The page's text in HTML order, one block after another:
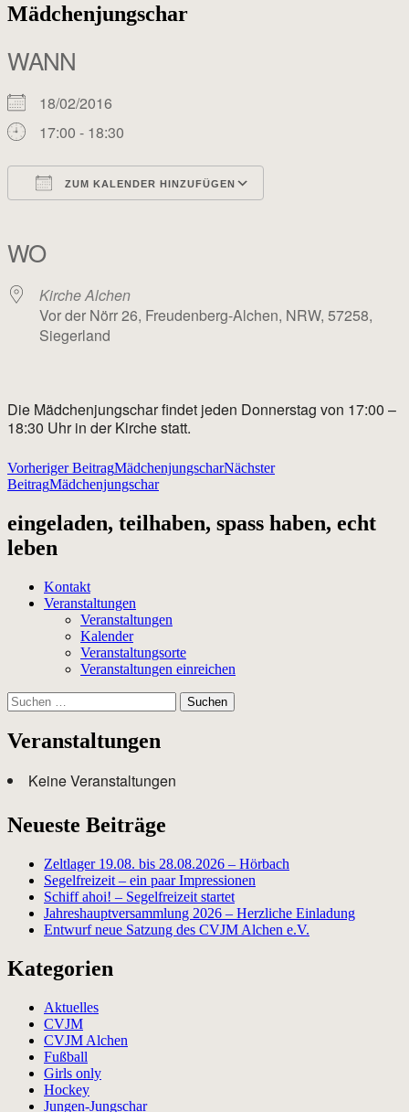
Mädchenjungschar
WANN
18/02/2016
17:00 - 18:30
ZUM KALENDER HINZUFÜGEN
WO
Kirche Alchen
Vor der Nörr 26, Freudenberg-Alchen, NRW, 57258,
Siegerland
Die Mädchenjungschar findet jeden Donnerstag von 17:00 –
18:30 Uhr in der Kirche statt.
Beitragsnavigation
Vorheriger BeitragMädchenjungscharNächster
BeitragMädchenjungschar
eingeladen, teilhaben, spass haben, echt
leben
Kontakt
Veranstaltungen
Veranstaltungen
Kalender
Veranstaltungsorte
Veranstaltungen einreichen
Suchen
nach:
Veranstaltungen
Keine Veranstaltungen
Neueste Beiträge
Zeltlager 19.08. bis 28.08.2026 – Hörbach
Segelfreizeit – ein paar Impressionen
Schiff ahoi! – Segelfreizeit startet
Jahreshauptversammlung 2026 – Herzliche Einladung
Entwurf neue Satzung des CVJM Alchen e.V.
Kategorien
Aktuelles
CVJM
CVJM Alchen
Fußball
Girls only
Hockey
Jungen-Jungschar